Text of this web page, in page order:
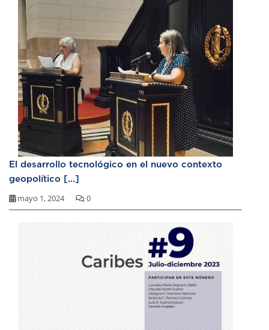
El desarrollo tecnológico en el nuevo contexto
geopolítico [...]
mayo 1, 2024 0